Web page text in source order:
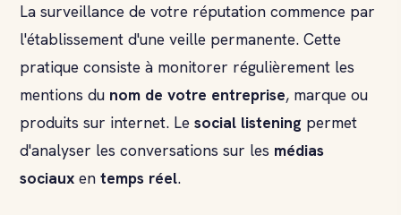
La surveillance de votre réputation commence par
l'établissement d'une veille permanente. Cette
pratique consiste à monitorer régulièrement les
mentions du nom de votre entreprise, marque ou
produits sur internet. Le social listening permet
d'analyser les conversations sur les médias
sociaux en temps réel.